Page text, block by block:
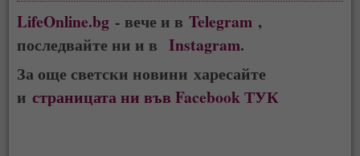
LifeOnline.bg - вече и вTelegram ,
последвайте ни и вInstagram.
За още светски новини харесайте
истраницата ни във Facebook ТУК